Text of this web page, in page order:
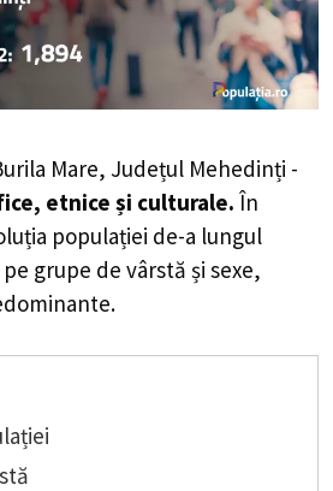
Mare, Județul Mehedinți -
etnice și culturale. În
populației de-a lungul
grupe de vârstă și sexe,